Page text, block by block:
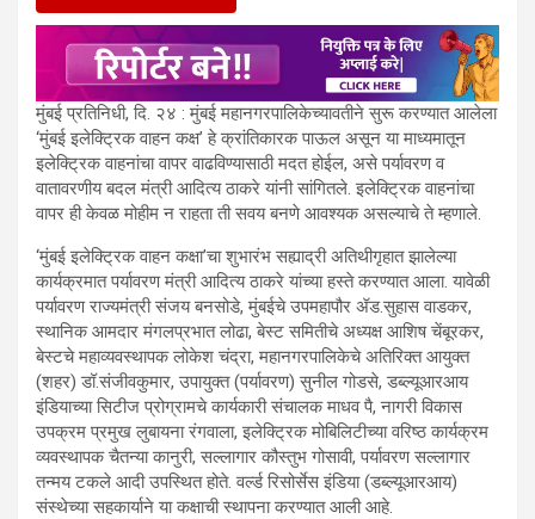
मुंबई प्रतिनिधी, दि. २४ : मुंबई महानगरपालिकेच्यावतीने सुरू करण्यात आलेला
‘मुंबई इलेक्ट्रिक वाहन कक्ष’ हे क्रांतिकारक पाऊल असून या माध्यमातून
इलेक्ट्रिक वाहनांचा वापर वाढविण्यासाठी मदत होईल, असे पर्यावरण व
वातावरणीय बदल मंत्री आदित्य ठाकरे यांनी सांगितले. इलेक्ट्रिक वाहनांचा
वापर ही केवळ मोहीम न राहता ती सवय बनणे आवश्यक असल्याचे ते म्हणाले.
‘मुंबई इलेक्ट्रिक वाहन कक्षा’चा शुभारंभ सह्याद्री अतिथीगृहात झालेल्या
कार्यक्रमात पर्यावरण मंत्री आदित्य ठाकरे यांच्या हस्ते करण्यात आला. यावेळी
पर्यावरण राज्यमंत्री संजय बनसोडे, मुंबईचे उपमहापौर ॲड.सुहास वाडकर,
स्थानिक आमदार मंगलप्रभात लोढा, बेस्ट समितीचे अध्यक्ष आशिष चेंबूरकर,
बेस्टचे महाव्यवस्थापक लोकेश चंद्रा, महानगरपालिकेचे अतिरिक्त आयुक्त
(शहर) डॉ.संजीवकुमार, उपायुक्त (पर्यावरण) सुनील गोडसे, डब्ल्यूआरआय
इंडियाच्या सिटीज प्रोग्रामचे कार्यकारी संचालक माधव पै, नागरी विकास
उपक्रम प्रमुख लुबायना रंगवाला, इलेक्ट्रिक मोबिलिटीच्या वरिष्ठ कार्यक्रम
व्यवस्थापक चैतन्या कानुरी, सल्लागार कौस्तुभ गोसावी, पर्यावरण सल्लागार
तन्मय टकले आदी उपस्थित होते. वर्ल्‍ड रिसोर्सेस इंडिया (डब्ल्यूआरआय)
संस्थेच्या सहकार्याने या कक्षाची स्थापना करण्यात आली आहे.